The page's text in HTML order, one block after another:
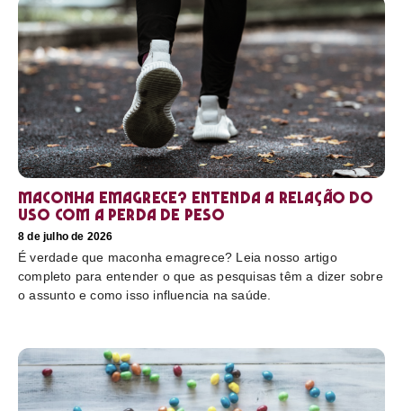
Maconha emagrece? Entenda a relação do
uso com a perda de peso
8 de julho de 2026
É verdade que maconha emagrece? Leia nosso artigo
completo para entender o que as pesquisas têm a dizer sobre
o assunto e como isso influencia na saúde.